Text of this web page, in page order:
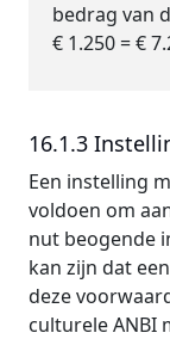
bedrag van
€ 1.250 = €
16.1.3
Een instelling
voldoen om
nut beogende
kan zijn dat
deze
culturele ANBI